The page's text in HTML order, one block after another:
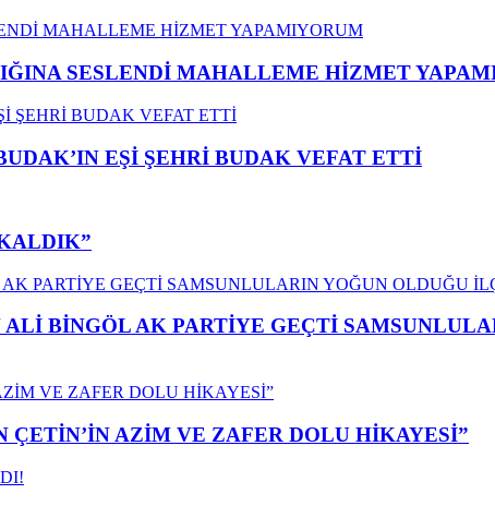
SESLENDİ MAHALLEME HİZMET
EŞİ ŞEHRİ BUDAK VEFAT ETTİ
BİNGÖL AK PARTİYE GEÇTİ
ÇETİN’İN AZİM VE ZAFER DOLU HİKAYESİ”